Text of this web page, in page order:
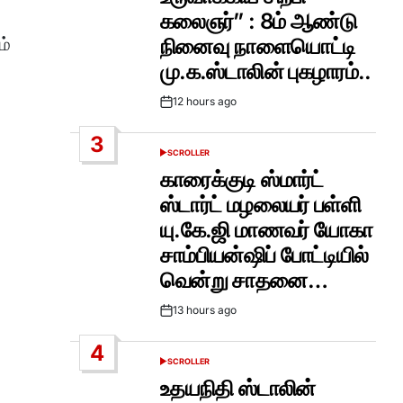
கலைஞர்” : 8ம் ஆண்டு
நினைவு நாளையொட்டி
மு.க.ஸ்டாலின் புகழாரம்..
Post12 hours ago
3
POSTED
SCROLLER
காரைக்குடி ஸ்மார்ட்
ஸ்டார்ட் மழலையர் பள்ளி
யு.கே.ஜி மாணவர் யோகா
சாம்பியன்ஷிப் போட்டியில்
வென்று சாதனை…
Post13 hours ago
4
POSTED
SCROLLER
உதயநிதி ஸ்டாலின்